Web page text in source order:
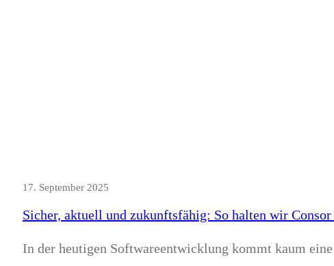
17. September 2025
Sicher, aktuell und zukunftsfähig: So halten wir
In der heutigen Softwareentwicklung kommt kaum